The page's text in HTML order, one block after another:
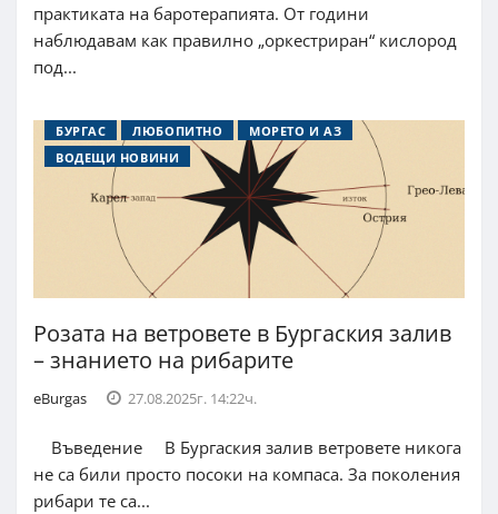
практиката на баротерапията. От години
наблюдавам как правилно „оркестриран“ кислород
под...
БУРГАС ЛЮБОПИТНО
МОРЕТО И АЗ
ВОДЕЩИ НОВИНИ
Розата на ветровете в Бургаския залив
– знанието на рибарите
eBurgas 27.08.2025г. 14:22ч.
Въведение В Бургаския залив ветровете никога
не са били просто посоки на компаса. За поколения
рибари те са...